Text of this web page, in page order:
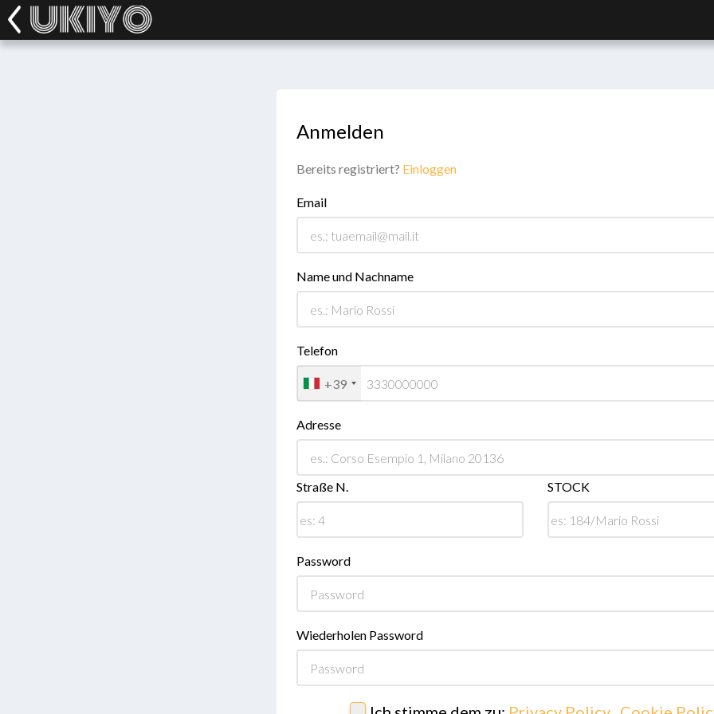
Anmelden
Bereits registriert? Einloggen
Email
Name und Nachname
Telefon
+39
Adresse
Straße N. STOCK
Password
Wiederholen Password